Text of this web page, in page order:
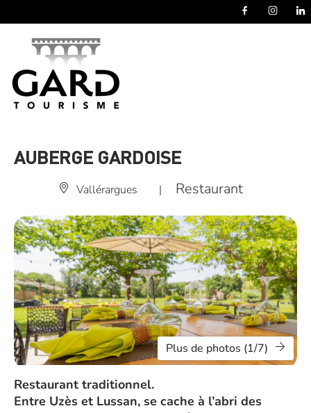
AUBERGE GARDOISE
Vallérargues | Restaurant
Plus de photos (1/7)
Restaurant traditionnel.
Entre Uzès et Lussan, se cache à l’abri des